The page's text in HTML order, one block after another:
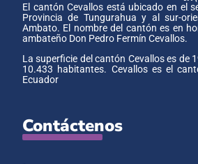
El cantón Cevallos está ubicado en el
Provincia de Tungurahua y al sur-
Ambato. El nombre del cantón es en
ambateño Don Pedro Fermín Cevallos.
La superficie del cantón Cevallos es de
10.433 habitantes. Cevallos es el
Ecuador
Contáctenos